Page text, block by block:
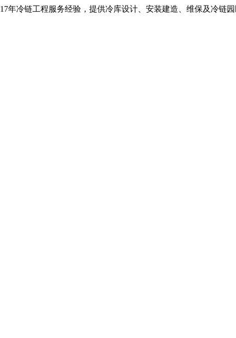
17年冷链工程服务经验，提供冷库设计、安装建造、维保及冷链园